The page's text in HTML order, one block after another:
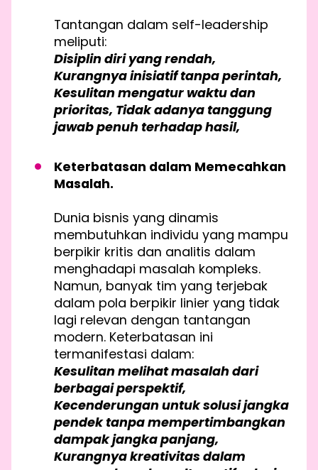
Tantangan dalam self-leadership
meliputi:
Disiplin diri yang rendah,
Kurangnya inisiatif tanpa perintah,
Kesulitan mengatur waktu dan
prioritas, Tidak adanya tanggung
jawab penuh terhadap hasil,
Keterbatasan dalam Memecahkan
Masalah.
Dunia bisnis yang dinamis
membutuhkan individu yang mampu
berpikir kritis dan analitis dalam
menghadapi masalah kompleks.
Namun, banyak tim yang terjebak
dalam pola berpikir linier yang tidak
lagi relevan dengan tantangan
modern. Keterbatasan ini
termanifestasi dalam:
Kesulitan melihat masalah dari
berbagai perspektif,
Kecenderungan untuk solusi jangka
pendek tanpa mempertimbangkan
dampak jangka panjang,
Kurangnya kreativitas dalam